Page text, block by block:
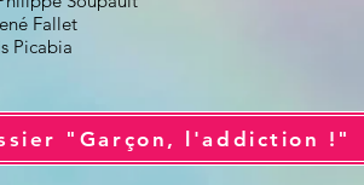
Fallet
Picabia
"Garçon, l'addiction !"